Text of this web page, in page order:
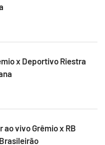
x Deportivo Riestra
ao vivo Grêmio x RB